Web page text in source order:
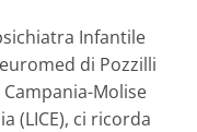
Infantile
di Pozzilli
Molise
(LICE), ci ricorda